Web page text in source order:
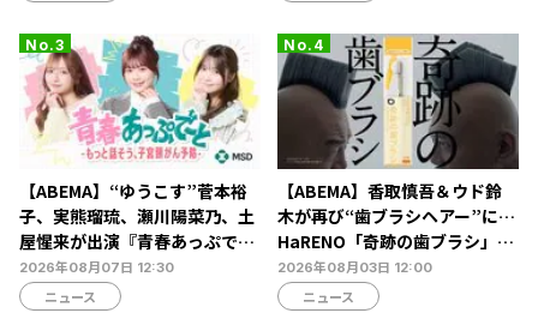
【ABEMA】“ゆうこす”菅本裕
子、実熊瑠琉、瀬川陽菜乃、土
屋惺来が出演『青春あっぷで～
と -もっと話そう、子宮頸がん
予防-』放送決定…恋愛・人間
関係からカラダの悩みまで本音
2026年08月07日 12:30
ニュース
【ABEMA】香取慎吾＆ウド鈴
木が再び“歯ブラシヘアー”に…
HaRENO「奇跡の歯ブラシ」新
TVCMの放映開始
2026年08月03日 12:00
ニュース